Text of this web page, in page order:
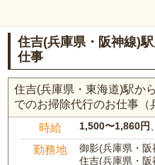
住吉(兵庫県・阪神線)
仕事
住吉(兵庫県・東海道)駅か
でのお掃除代行のお仕事（
時給 1,500〜1,860円
勤務地
御影(兵庫県・
住吉(兵庫県・